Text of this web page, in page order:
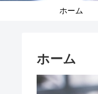
ホーム
ホーム